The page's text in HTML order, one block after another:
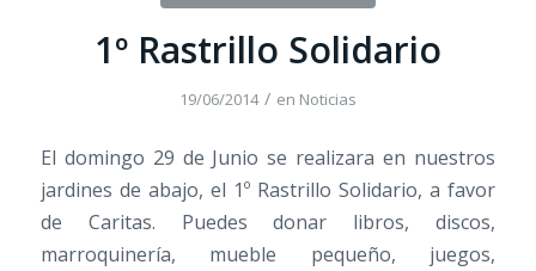
1º Rastrillo Solidario
19/06/2014 / en Noticias
El domingo 29 de Junio se realizara en nuestros
jardines de abajo, el 1º Rastrillo Solidario, a favor
de Caritas. Puedes donar libros, discos,
marroquinería, mueble pequeño, juegos,